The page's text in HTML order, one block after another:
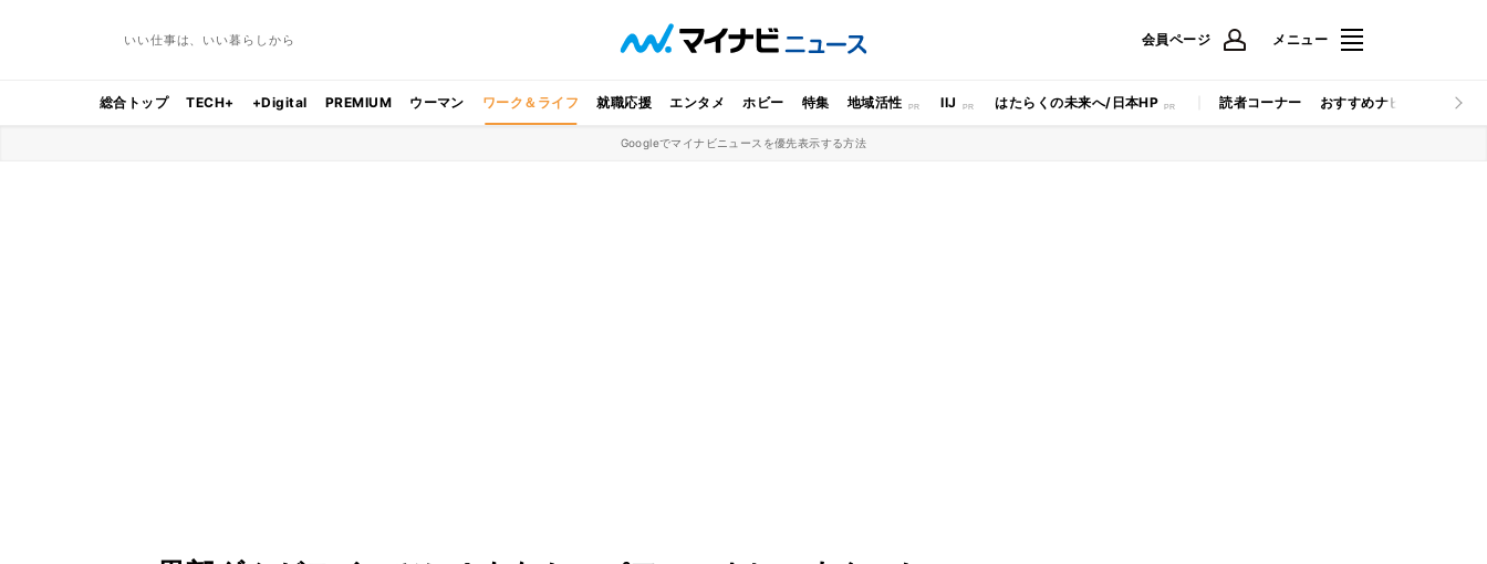
いい仕事は、いい暮らしから 会員ページ メニュー
総合トップ TECH+ +Digital PREMIUM ウーマン ワーク＆ライフ 就職応援 エンタメ ホビー 特集 地域活性 IIJ はたらくの未来へ/日本HP 読者コーナー おすすめナビ マイナビ
Googleでマイナビニュースを優先表示する方法